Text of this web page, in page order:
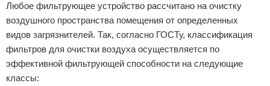
Любое фильтрующее устройство рассчитано на очистку
воздушного пространства помещения от определенных
видов загрязнителей. Так, согласно ГОСТу, классификация
фильтров для очистки воздуха осуществляется по
эффективной фильтрующей способности на следующие
классы: